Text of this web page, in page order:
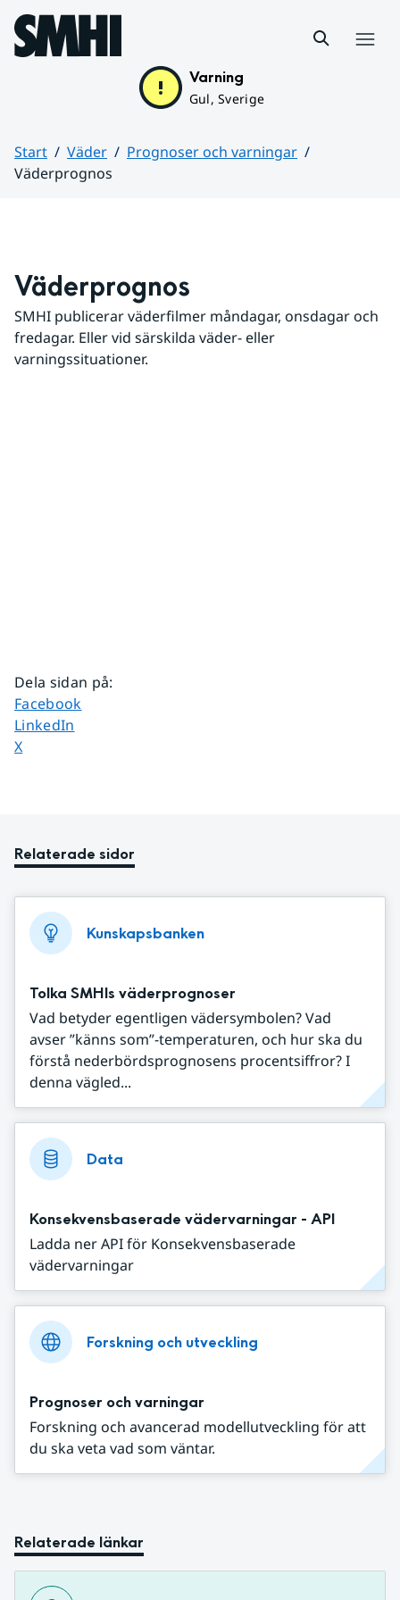
Hoppa till sidans innehåll
Varning
Gul, Sverige
Start Väder
Prognoser och varningar
Väderprognos
Väderprognos
SMHI publicerar väderfilmer måndagar, onsdagar och
fredagar. Eller vid särskilda väder- eller
varningssituationer.
Dela sidan på:
Dela sidan på
Facebook
Dela sidan på
LinkedIn
Dela sidan på
X
Relaterade sidor
Kunskapsbanken
Tolka SMHIs väderprognoser
Vad betyder egentligen vädersymbolen? Vad
avser ”känns som”-temperaturen, och hur ska du
förstå nederbördsprognosens procentsiffror? I
denna vägled...
Data
Konsekvensbaserade vädervarningar - API
Ladda ner API för Konsekvensbaserade
vädervarningar
Forskning och utveckling
Prognoser och varningar
Forskning och avancerad modellutveckling för att
du ska veta vad som väntar.
Relaterade länkar